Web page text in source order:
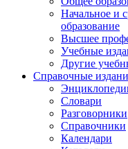
Начальное и
образование
Высшее
Учебные
Другие
Справочные
Словари
Разговорники
Справочники
Календари